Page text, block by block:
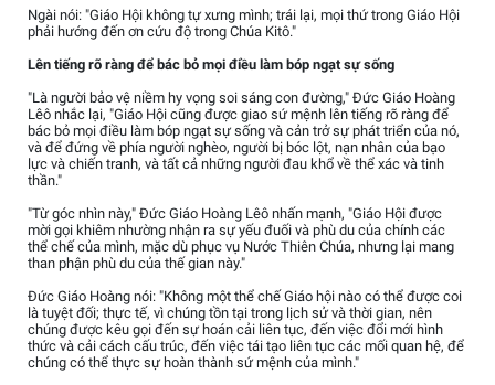
Ngài nói: "Giáo Hội không tự xưng mình; trái lại, mọi thứ trong Giáo Hội
phải hướng đến ơn cứu độ trong Chúa Kitô."
Lên tiếng rõ ràng để bác bỏ mọi điều làm bóp ngạt sự sống
"Là người bảo vệ niềm hy vọng soi sáng con đường," Đức Giáo Hoàng
Lêô nhắc lại, "Giáo Hội cũng được giao sứ mệnh lên tiếng rõ ràng để
bác bỏ mọi điều làm bóp ngạt sự sống và cản trở sự phát triển của nó,
và để đứng về phía người nghèo, người bị bóc lột, nạn nhân của bạo
lực và chiến tranh, và tất cả những người đau khổ về thể xác và tinh
thần."
"Từ góc nhìn này," Đức Giáo Hoàng Lêô nhấn mạnh, "Giáo Hội được
mời gọi khiêm nhường nhận ra sự yếu đuối và phù du của chính các
thể chế của mình, mặc dù phục vụ Nước Thiên Chúa, nhưng lại mang
than phận phù du của thế gian này."
Đức Giáo Hoàng nói: "Không một thể chế Giáo hội nào có thể được coi
là tuyệt đối; thực tế, vì chúng tồn tại trong lịch sử và thời gian, nên
chúng được kêu gọi đến sự hoán cải liên tục, đến việc đổi mới hình
thức và cải cách cấu trúc, đến việc tái tạo liên tục các mối quan hệ, để
chúng có thể thực sự hoàn thành sứ mệnh của mình."